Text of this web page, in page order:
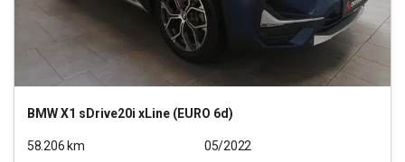
BMWX1 sDrive20i xLine (EURO 6d)
58.206 km
05/2022